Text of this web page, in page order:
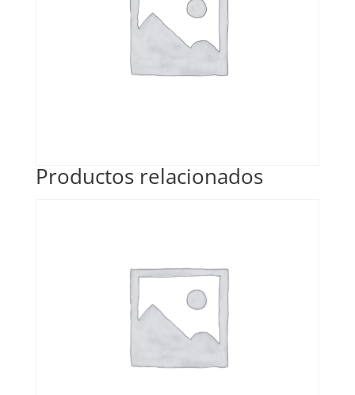
Productos relacionados